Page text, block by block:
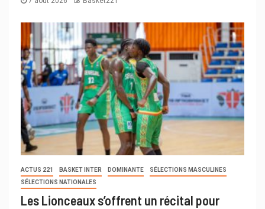
ACTUS 221 BASKET INTER DOMINANTE
SÉLECTIONS MASCULINES
SÉLECTIONS NATIONALES
Les Lionceaux s’offrent un récital pour